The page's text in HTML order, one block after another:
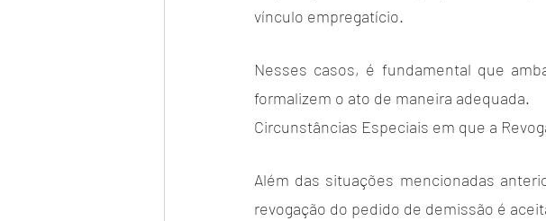
vínculo empregatício.
Nesses casos, é fundamental que
formalizem o ato de maneira adequada.
Circunstâncias Especiais em que a
Além das situações mencionadas
revogação do pedido de demissão é